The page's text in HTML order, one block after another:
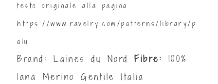
testo originale alla pagina
https://www.ravelry.com/patterns/library/p
alu
Brand: Laines du Nord Fibre: 100%
lana Merino Gentile Italia